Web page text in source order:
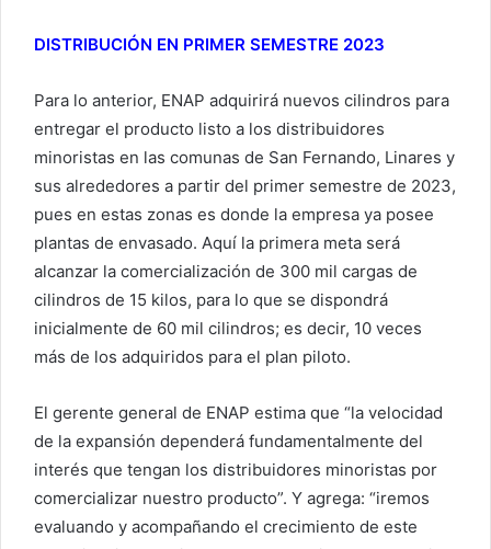
DISTRIBUCIÓN EN PRIMER SEMESTRE 2023
Para lo anterior, ENAP adquirirá nuevos cilindros para
entregar el producto listo a los distribuidores
minoristas en las comunas de San Fernando, Linares y
sus alrededores a partir del primer semestre de 2023,
pues en estas zonas es donde la empresa ya posee
plantas de envasado. Aquí la primera meta será
alcanzar la comercialización de 300 mil cargas de
cilindros de 15 kilos, para lo que se dispondrá
inicialmente de 60 mil cilindros; es decir, 10 veces
más de los adquiridos para el plan piloto.
El gerente general de ENAP estima que “la velocidad
de la expansión dependerá fundamentalmente del
interés que tengan los distribuidores minoristas por
comercializar nuestro producto”. Y agrega: “iremos
evaluando y acompañando el crecimiento de este